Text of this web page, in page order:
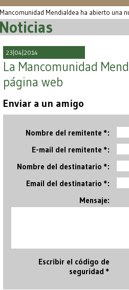
Mendialdea ha abierto una
Noticias
23|04|2014
La Mancomunidad
página web
Enviar a un amigo
Nombre del remitente *:
E-mail del remitente *:
Nombre del destinatario *:
Email del destinatario *:
Mensaje:
Escribir el código de
seguridad *